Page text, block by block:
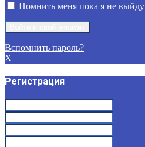
Помнить меня пока я не выйду
Вспомнить пароль?
X
Регистрация